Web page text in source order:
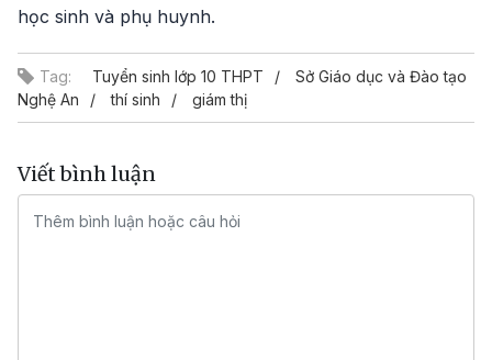
học sinh và phụ huynh.
Tag: Tuyển sinh lớp 10 THPT
Sở Giáo dục và Đào tạo
Nghệ An
thí sinh giám thị
Viết bình luận